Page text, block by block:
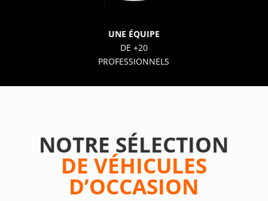
UNE ÉQUIPE
DE +20
PROFESSIONNELS
NOTRE SÉLECTION
DE VÉHICULES
D’OCCASION